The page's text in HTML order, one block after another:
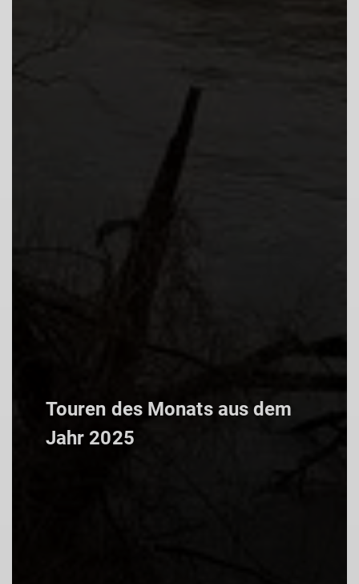
Touren des Monats aus dem
Jahr 2025